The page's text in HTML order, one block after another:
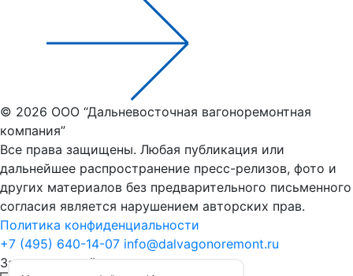
© 2026 ООО “Дальневосточная вагоноремонтная
компания”
Все права защищены. Любая публикация или
дальнейшее распространение пресс-релизов, фото и
других материалов без предварительного письменного
согласия является нарушением авторских прав.
Политика конфиденциальности
+7 (495) 640-14-07 info@dalvagonoremont.ru
Заказать расчёт стоимости